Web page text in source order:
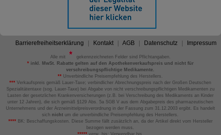
Barrierefreiheitserklärung Kontakt AGB Datenschutz Impressum
Alle mit
gekennzeichneten Felder sind Pflichtangaben.
*inkl. MwSt. Rabatte gelten auf den Apothekenverkaufspreis und nicht für
verschreibungspflichtige Medikamente.
** Unverbindliche Preisempfehlung des Herstellers.
*** Verkaufspreis gemäß Lauer-Taxe; verbindlicher Abrechnungspreis nach der Großen Deutschen
Spezialitätentaxe (sog. Lauer-Taxe) bei Abgabe von nicht verschreibungspflichtigen Medikamenten zu
Lasten der gesetzlichen Krankenversicherungen (z.B. bei Verschreibung des Medikaments an Kinder
unter 12 Jahren), die sich gemäß §129 Abs. 5a SGB V aus dem Abgabepreis des pharmazeutischen
Unternehmens und der Arzneimittelpreisverordnung in der Fassung zum 31.12.2003 ergibt. Es handelt
sich nicht um die unverbindliche Preisempfehlung des Herstellers.
****BK: Beschaffungskosten. Diese Summe fällt zusätzlich an, da der Artikel direkt vom Hersteller
bezogen werden muss.